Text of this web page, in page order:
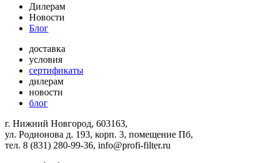
Дилерам
Новости
Блог
доставка
условия
сертификаты
дилерам
новости
блог
г. Нижний Новгород, 603163,
ул. Родионова д. 193, корп. 3, помещение Пб,
тел. 8 (831) 280-99-36, info@profi-filter.ru